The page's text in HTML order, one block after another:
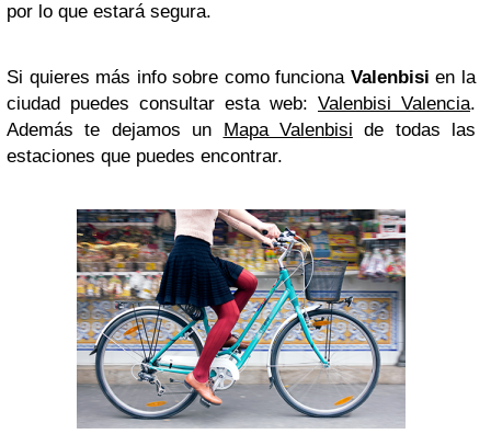
por lo que estará segura.
Si quieres más info sobre como funciona Valenbisi en la
ciudad puedes consultar esta web: Valenbisi Valencia.
Además te dejamos un Mapa Valenbisi de todas las
estaciones que puedes encontrar.